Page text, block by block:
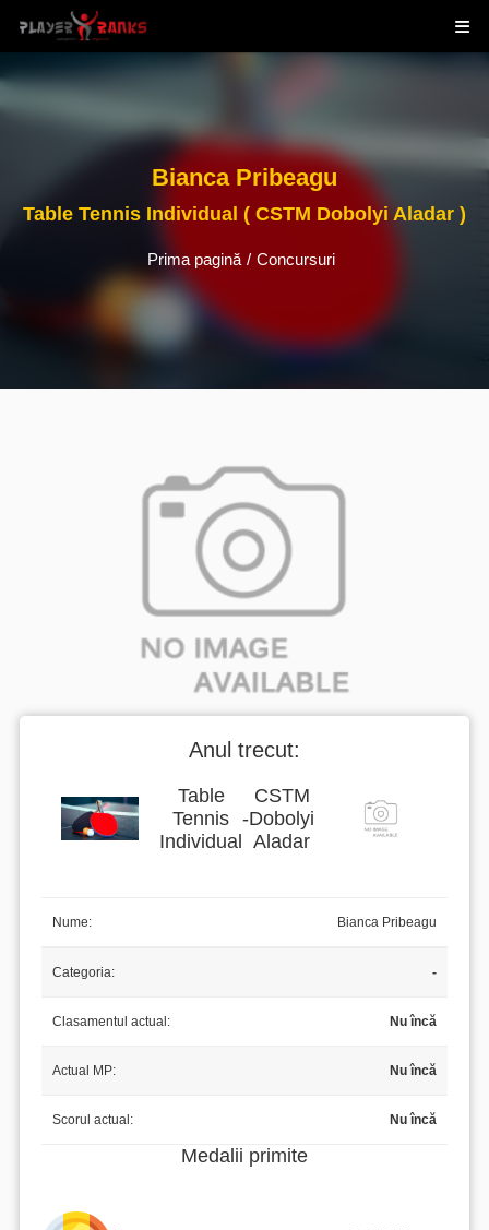
Bianca Pribeagu
Table Tennis Individual ( CSTM Dobolyi Aladar )
Prima pagină / Concursuri
Anul trecut:
Table
Tennis
Individual
-
CSTM
Dobolyi
Aladar
Nume: Bianca Pribeagu
Categoria: -
Clasamentul actual: Nu încă
Actual MP: Nu încă
Scorul actual: Nu încă
Medalii primite